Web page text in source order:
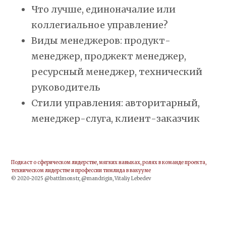
Что лучше, единоначалие или
коллегиальное управление?
Виды менеджеров: продукт-
менеджер, проджект менеджер,
ресурсный менеджер, технический
руководитель
Стили управления: авторитарный,
менеджер-слуга, клиент-заказчик
Подкаст о сферическом лидерстве, мягких навыках, ролях в команде проекта,
техническом лидерстве и профессии тимлида в вакууме
© 2020-2025 @battlmonstr, @mandrigin, Vitaliy Lebedev